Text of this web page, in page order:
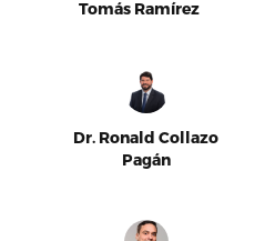
Tomás Ramírez
Dr. Ronald Collazo
Pagán